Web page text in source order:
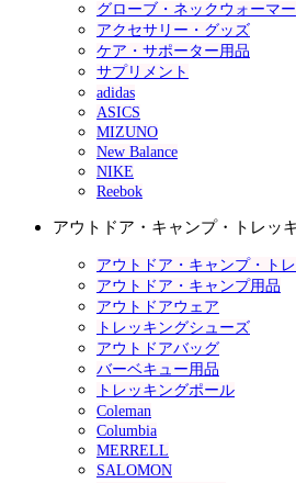
グローブ・ネックウォーマー
アクセサリー・グッズ
ケア・サポーター用品
サプリメント
adidas
ASICS
MIZUNO
New Balance
NIKE
Reebok
アウトドア・キャンプ・トレッ
アウトドア・キャンプ・ト
アウトドア・キャンプ用品
アウトドアウェア
トレッキングシューズ
アウトドアバッグ
バーベキュー用品
トレッキングポール
Coleman
Columbia
MERRELL
SALOMON